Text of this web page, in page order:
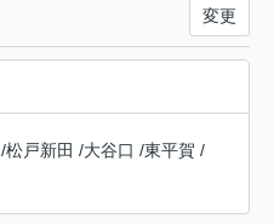
変更
/松戸新田 /大谷口 /東平賀 /